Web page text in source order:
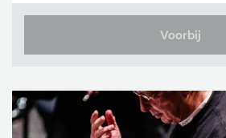
Voorbij